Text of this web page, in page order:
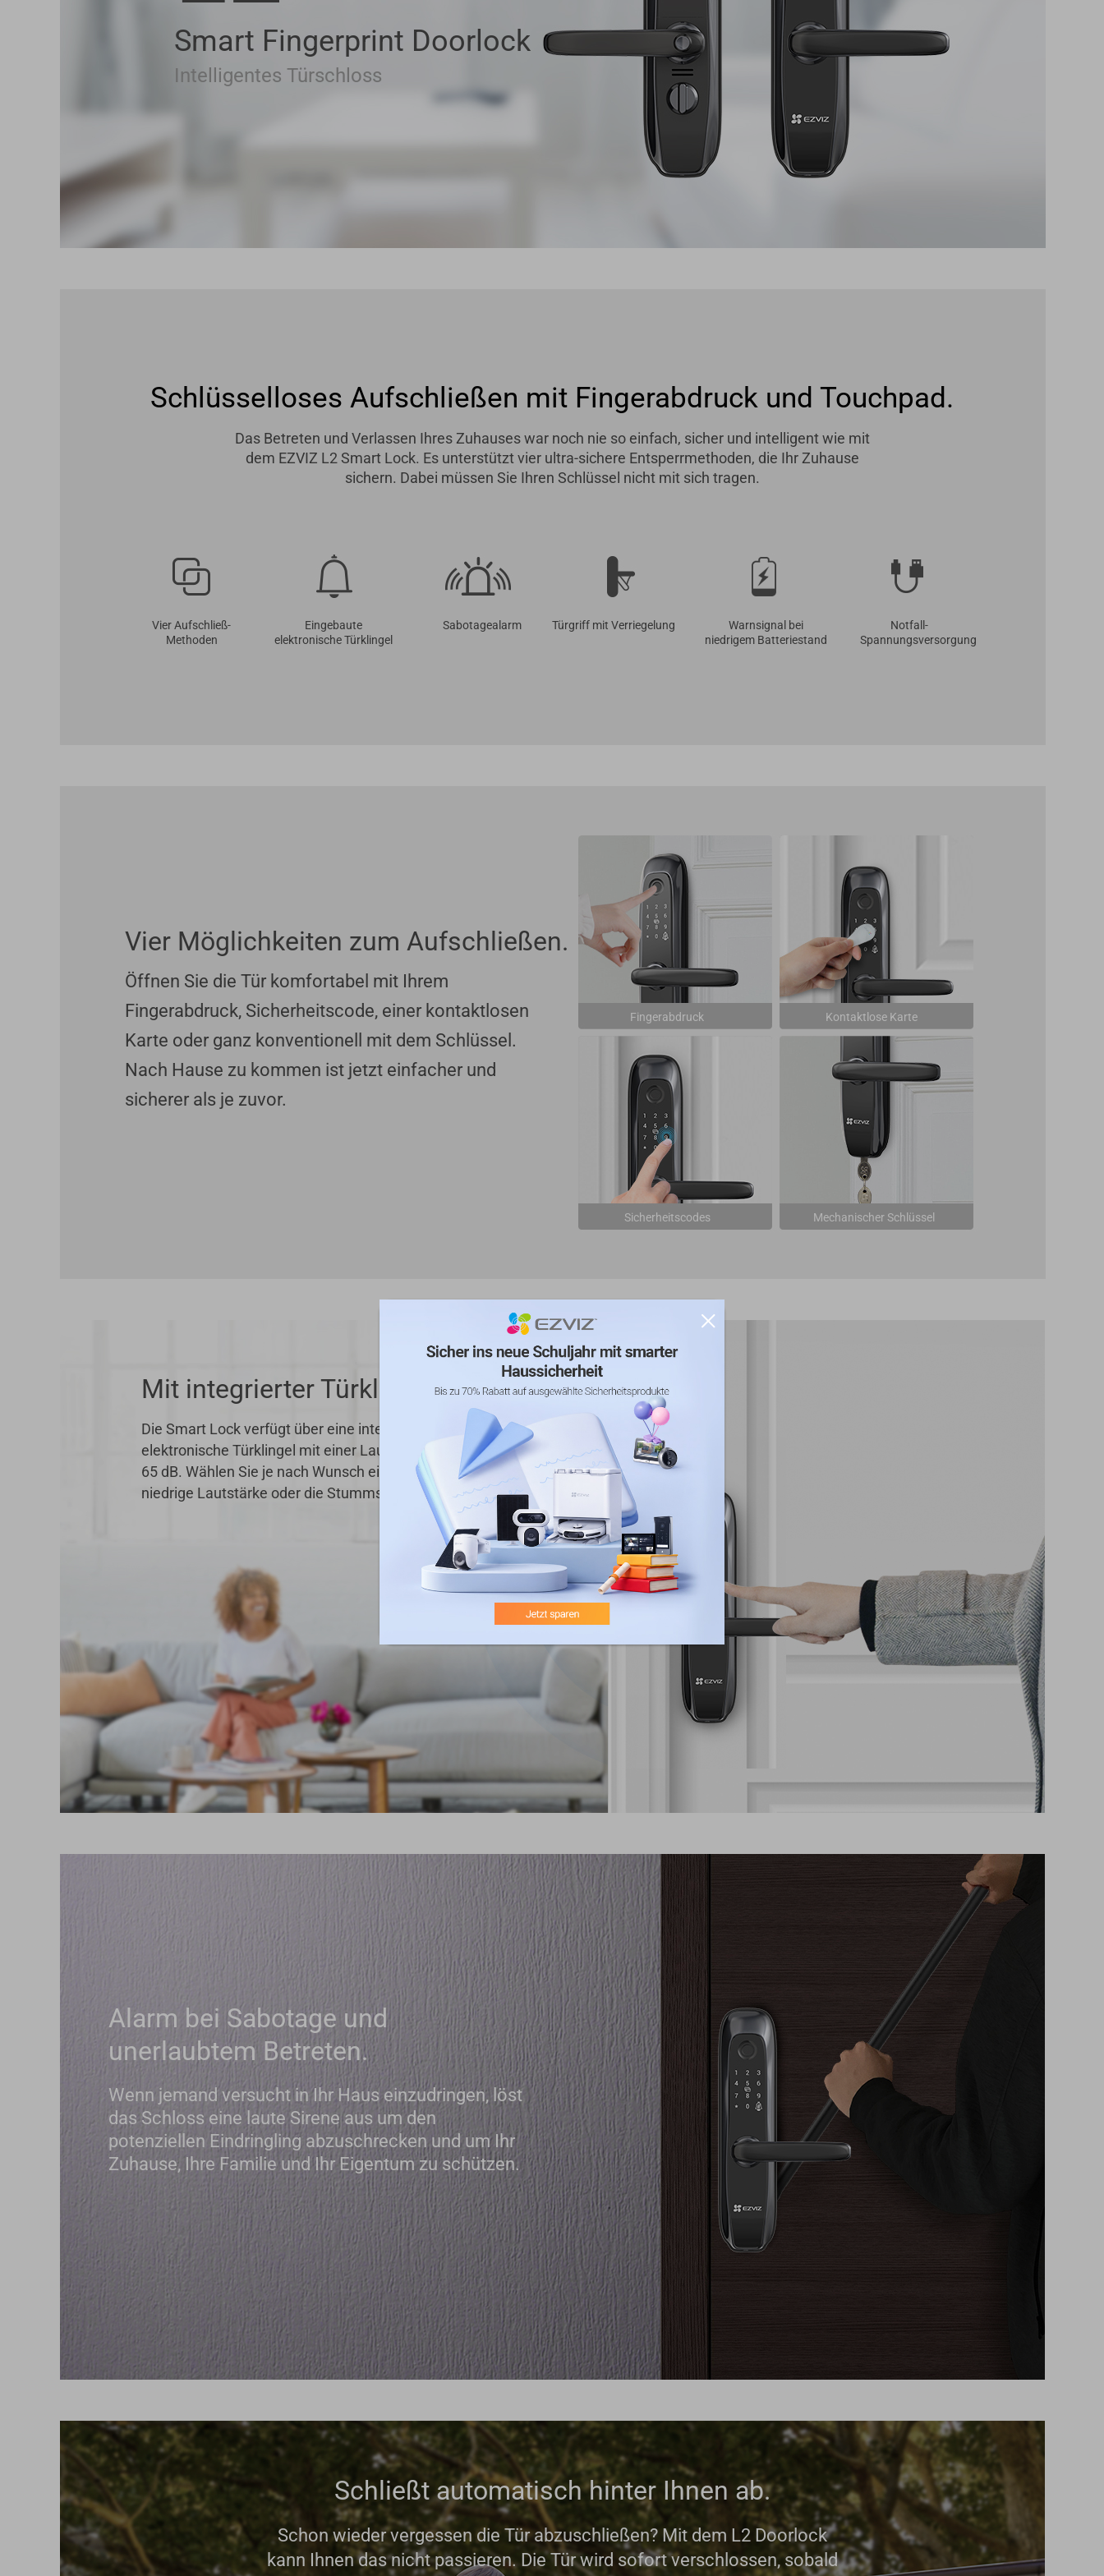
Intelligentes Türschloss
Smart Fingerprint Doorlock
Schlüsselloses Aufschließen mit Fingerabdruck und Touchpad.
Das Betreten und Verlassen Ihres Zuhauses war noch nie so einfach, sicher und intelligent wie mit
dem EZVIZ L2 Smart Lock. Es unterstützt vier ultra-sichere Entsperrmethoden, die Ihr Zuhause
sichern. Dabei müssen Sie Ihren Schlüssel nicht mit sich tragen.
Vier Aufschließ-
Methoden
Eingebaute
elektronische Türklingel
Sabotagealarm Türgriff mit Verriegelung
Warnsignal bei
niedrigem Batteriestand
Notfall-
Spannungsversorgung
Vier Möglichkeiten zum Aufschließen.
Öffnen Sie die Tür komfortabel mit Ihrem
Fingerabdruck, Sicherheitscode, einer kontaktlosen
Karte oder ganz konventionell mit dem Schlüssel.
Nach Hause zu kommen ist jetzt einfacher und
sicherer als je zuvor.
Kontaktlose Karte
Fingerabdruck
Sicherheitscodes Mechanischer Schlüssel
Mit integrierter Türklingel
Die Smart Lock verfügt über eine integrierte
elektronische Türklingel mit einer Lautstärke von bis zu
65 dB. Wählen Sie je nach Wunsch eine hohe oder
niedrige Lautstärke oder die Stummschaltung.
Alarm bei Sabotage und
unerlaubtem Betreten.
Wenn jemand versucht in Ihr Haus einzudringen, löst
das Schloss eine laute Sirene aus um den
potenziellen Eindringling abzuschrecken und um Ihr
Zuhause, Ihre Familie und Ihr Eigentum zu schützen.
Schließt automatisch hinter Ihnen ab.
Schon wieder vergessen die Tür abzuschließen? Mit dem L2 Doorlock
kann Ihnen das nicht passieren. Die Tür wird sofort verschlossen, sobald